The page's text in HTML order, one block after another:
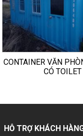
CONTAINER VĂN
CÓ TOILET
HỖ TRỢ KHÁCH